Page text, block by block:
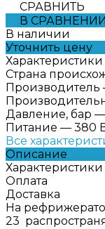
СРАВНИТЬ
В СРАВНЕНИИ
В наличии
Уточнить цену
Характеристики
Страна
Производитель
Давление, бар —
Питание — 380
Все
Описание
Характеристики
Оплата
Доставка
На
23